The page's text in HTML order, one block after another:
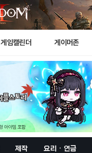
게임캘린더 게이머존
제작 요리 · 연금